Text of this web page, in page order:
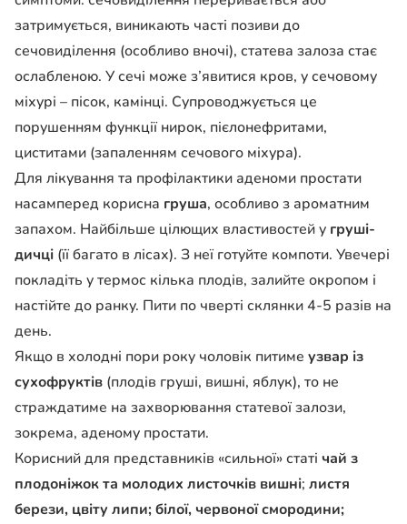
затримується, виникають часті позиви до
сечовиділення (особливо вночі), статева залоза стає
ослабленою. У сечі може з’явитися кров, у сечовому
міхурі – пісок, камінці. Супроводжується це
порушенням функції нирок, пієлонефритами,
циститами (запаленням сечового міхура).
Для лікування та профілактики аденоми простати
насамперед корисна груша, особливо з ароматним
запахом. Найбільше цілющих властивостей у груші-
дичці (її багато в лісах). З неї готуйте компоти. Увечері
покладіть у термос кілька плодів, залийте окропом і
настійте до ранку. Пити по чверті склянки 4-5 разів на
день.
Якщо в холодні пори року чоловік питиме узвар із
сухофруктів (плодів груші, вишні, яблук), то не
страждатиме на захворювання статевої залози,
зокрема, аденому простати.
Корисний для представників «сильної» статі чай з
плодоніжокта молодих листочків вишні; листя
берези, цвіту липи; білої, червоної смородини;